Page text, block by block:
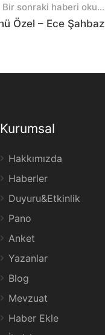
Bir sonraki haberi oku...
Özel – Ece Şahbaz
Kurumsal
Hakkımızda
Haberler
Duyuru&Etkinlik
Pano
Anket
Yazanlar
Blog
Mevzuat
Haber Ekle